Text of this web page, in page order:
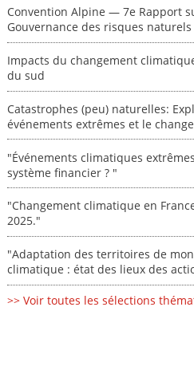
Convention Alpine — 7e Rapport
Gouvernance des risques naturels
Impacts du changement
du sud
Catastrophes (peu) naturelles:
événements extrêmes et le
"Événements climatiques
système financier ? "
"Changement climatique en
2025."
"Adaptation des territoires de
climatique : état des lieux des
>> Voir toutes les sélections